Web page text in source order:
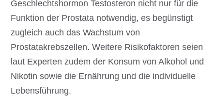
Geschlechtshormon Testosteron nicht nur für die
Funktion der Prostata notwendig, es begünstigt
zugleich auch das Wachstum von
Prostatakrebszellen. Weitere Risikofaktoren seien
laut Experten zudem der Konsum von Alkohol und
Nikotin sowie die Ernährung und die individuelle
Lebensführung.